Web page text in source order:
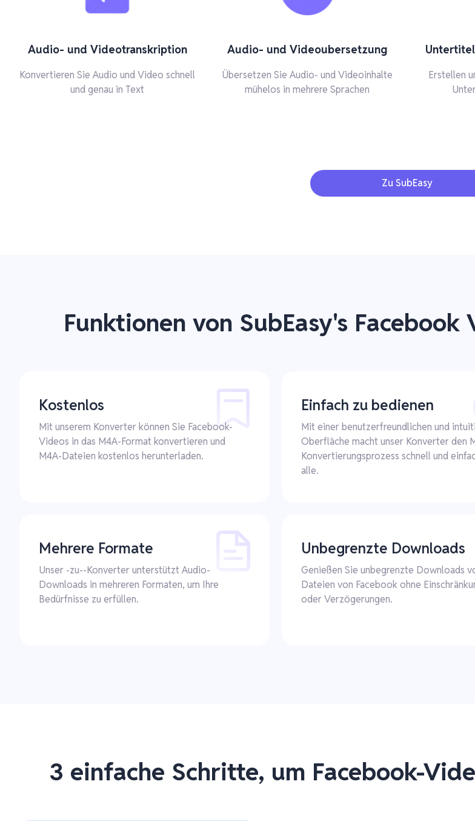
Audio- und Videotranskription
Konvertieren Sie Audio und Video schnell
und genau in Text
Audio- und Videoubersetzung
Übersetzen Sie Audio- und Videoinhalte
mühelos in mehrere Sprachen
Erstellen
Zu SubEasy
Funktionen von SubEasy's
Kostenlos
Mit unserem Konverter können Sie Facebook-
Videos in das M4A-Format konvertieren und
M4A-Dateien kostenlos herunterladen.
Einfach zu bedienen
Mit einer benutzerfreundlichen und
Oberfläche macht unser Konverter den
Konvertierungsprozess schnell und
alle.
Mehrere Formate
Unser -zu--Konverter unterstützt Audio-
Downloads in mehreren Formaten, um Ihre
Bedürfnisse zu erfüllen.
Unbegrenzte Downloads
Genießen Sie unbegrenzte Downloads
Dateien von Facebook ohne
oder Verzögerungen.
3 einfache Schritte, um Facebook-